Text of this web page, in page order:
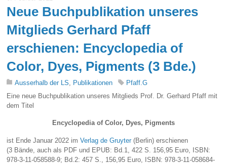
Neue Buchpublikation unseres
Mitglieds Gerhard Pfaff
erschienen: Encyclopedia of
Color, Dyes, Pigments (3 Bde.)
Ausserhalb der LS Publikationen
Pfaff.G
Eine neue Buchpublikation unseres Mitglieds Prof. Dr. Gerhard Pfaff mit
dem Titel
Encyclopedia of Color, Dyes, Pigments
ist Ende Januar 2022 imVerlag de Gruyter (Berlin) erschienen
(3 Bände, auch als PDF und EPUB: Bd.1, 422 S. 156,95 Euro, ISBN:
978-3-11-058588-9; Bd.2: 457 S., 156,95 Euro, ISBN: 978-3-11-058684-